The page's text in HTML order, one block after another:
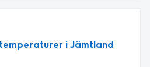
i Jämtland